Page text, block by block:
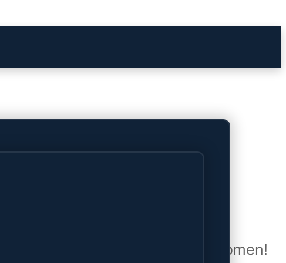
verschiet
en zal binnenkort online komen!